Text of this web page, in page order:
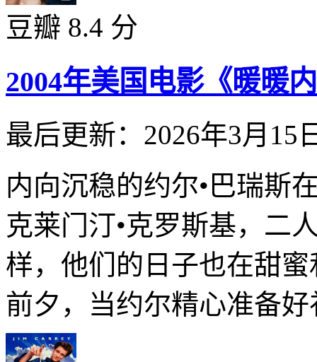
豆瓣 8.4 分
2004年美国电影《暖暖
最后更新：2026年3月15
内向沉稳的约尔•巴瑞斯
克莱门汀•克罗斯基，二
样，他们的日子也在甜
前夕，当约尔精心准备